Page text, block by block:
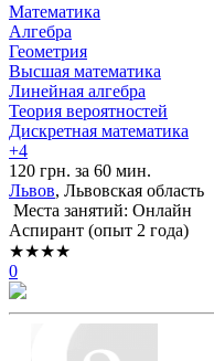
Математика
Алгебра
Геометрия
Высшая математика
Линейная алгебра
Теория вероятностей
Дискретная математика
+4
120 грн. за 60 мин.
Львов, Львовская область
Места занятий: Онлайн
Аспирант (опыт 2 года)
★★★★
0